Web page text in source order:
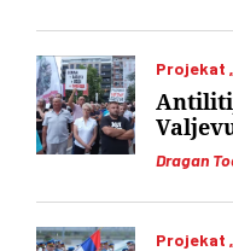
Projekat
Dragan
Projekat